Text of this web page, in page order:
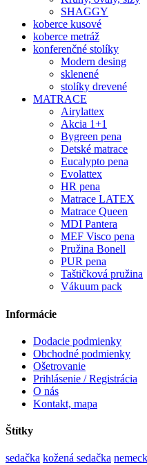
SHAGGY
koberce kusové
koberce metráž
konferenčné stolíky
Modern desing
sklenené
stolíky drevené
MATRACE
Airylattex
Akcia 1+1
Bygreen pena
Detské matrace
Eucalypto pena
Evolattex
HR pena
Matrace LATEX
Matrace Queen
MDI Pantera
MEF Visco pena
Pružina Bonell
PUR pena
Taštičková pružina
Vákuum pack
Informácie
Dodacie podmienky
Obchodné podmienky
Ošetrovanie
Prihlásenie / Registrácia
O nás
Kontakt, mapa
Štítky
sedačka kožená sedačka